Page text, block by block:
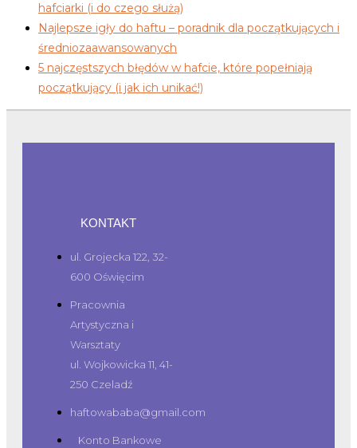
hafciarki (i do czego służą)
Najlepsze igły do haftu – poradnik dla początkujących i
średniozaawansowanych
5 najczęstszych błędów w hafcie, które popełniają
początkujący (i jak ich unikać!)
KONTAKT
ul. Grojecka 122, 32-
600 Oświęcim
Pracownia
Artystyczna i
Warsztaty
ul. Wojkowicka 11, 41-
250 Czeladź
haftowababa@gmail.com
Konto Bankowe